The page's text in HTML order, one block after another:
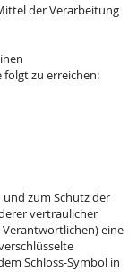
der Verarbeitung
zu erreichen:
und zum Schutz der
vertraulicher
Verantwortlichen) eine
Schloss-Symbol in